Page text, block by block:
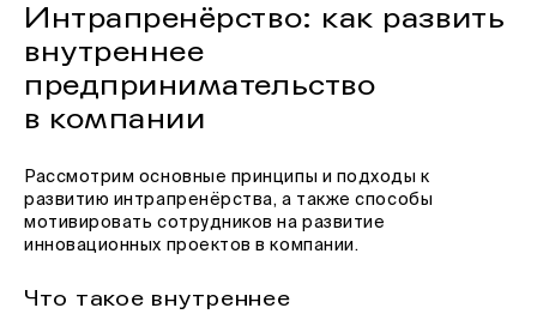
Интрапренёрство: как развить
внутреннее
предпринимательство
в компании
Рассмотрим основные принципы и подходы к
развитию интрапренёрства, а также способы
мотивировать сотрудников на развитие
инновационных проектов в компании.
Что такое внутреннее